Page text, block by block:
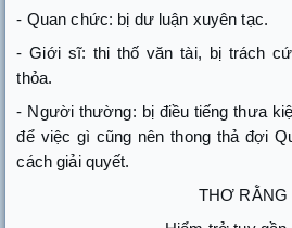
- Quan chức: bị dư luận xuyên tạc.
- Giới sĩ: thi thố văn tài, bị trách
thỏa.
- Người thường: bị điều tiếng thưa
để việc gì cũng nên thong thả đợi
cách giải quyết.
THƠ RẰNG